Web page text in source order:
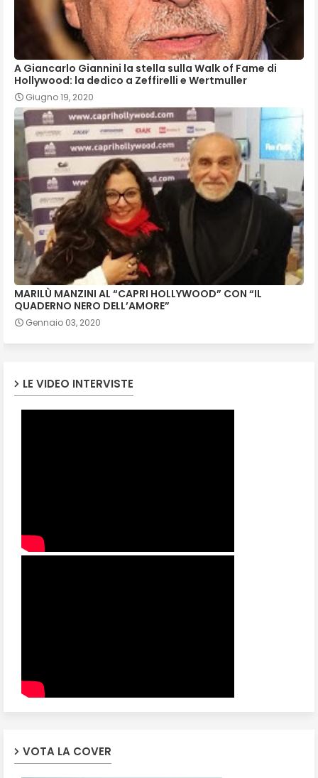
A Giancarlo Giannini la stella sulla Walk of Fame di
Hollywood: la dedico a Zeffirelli e Wertmuller
Giugno 19, 2020
MARILÙ MANZINI AL “CAPRI HOLLYWOOD” CON “IL
QUADERNO NERO DELL’AMORE”
Gennaio 03, 2020
LE VIDEO INTERVISTE
VOTA LA COVER